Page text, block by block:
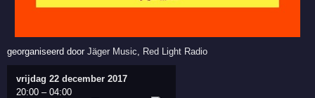
georganiseerd doorJäger Music Red Light Radio
vrijdag 22 december 2017
20:00 –04:00